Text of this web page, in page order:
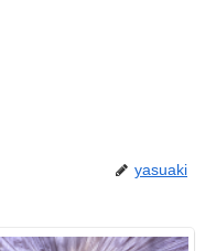
yasuaki